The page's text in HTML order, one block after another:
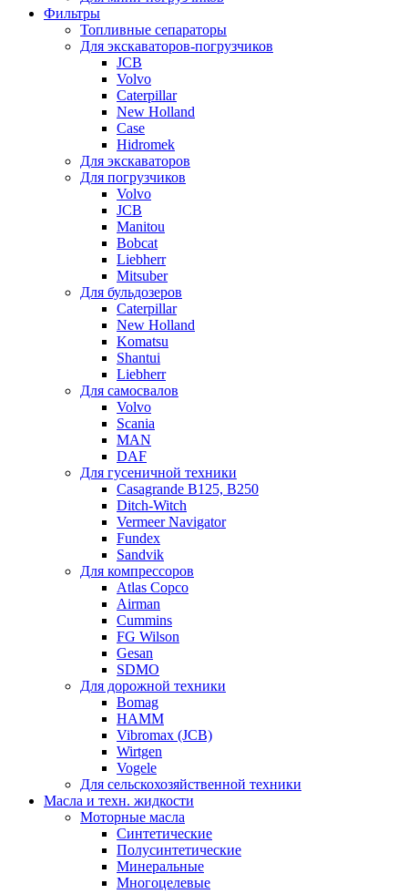
Фильтры
Топливные сепараторы
Для экскаваторов-погрузчиков
JCB
Volvo
Caterpillar
New Holland
Case
Hidromek
Для экскаваторов
Для погрузчиков
Volvo
JCB
Manitou
Bobcat
Liebherr
Mitsuber
Для бульдозеров
Caterpillar
New Holland
Komatsu
Shantui
Liebherr
Для самосвалов
Volvo
Scania
MAN
DAF
Для гусеничной техники
Casagrande B125, B250
Ditch-Witch
Vermeer Navigator
Fundex
Sandvik
Для компрессоров
Atlas Copco
Airman
Cummins
FG Wilson
Gesan
SDMO
Для дорожной техники
Bomag
HAMM
Vibromax (JCB)
Wirtgen
Vogele
Для сельскохозяйственной техники
Масла и техн. жидкости
Моторные масла
Синтетические
Полусинтетические
Минеральные
Многоцелевые